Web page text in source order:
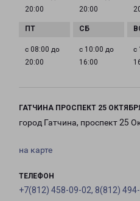
20:00
20:00
с 08:00 до
20:00
с 10:00 до
16:00
с
ГАТЧИНА ПРОСПЕКТ 25
город Гатчина, проспект 25
на карте
ТЕЛЕФОН
+7(812) 458-09-02, 8(812)